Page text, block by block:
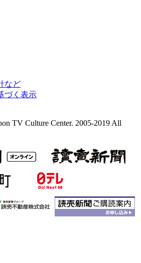
など
づく表示
TV Culture Center. 2005-2019 All